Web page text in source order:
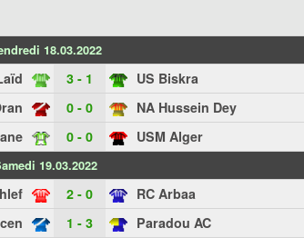
18.03.2022
3 - 1 US Biskra
0 - 0 NA Hussein Dey
0 - 0 USM Alger
19.03.2022
2 - 0 RC Arbaa
1 - 3 Paradou AC